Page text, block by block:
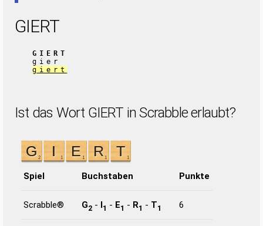
GIERT
GIERT
gier
giert
Ist das Wort GIERT in Scrabble erlaubt?
Spiel Buchstaben Punkte
Scrabble® G2 - I1 - E1 - R1 - T1 6